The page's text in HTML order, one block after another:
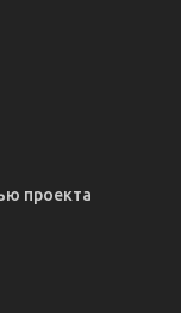
проекта